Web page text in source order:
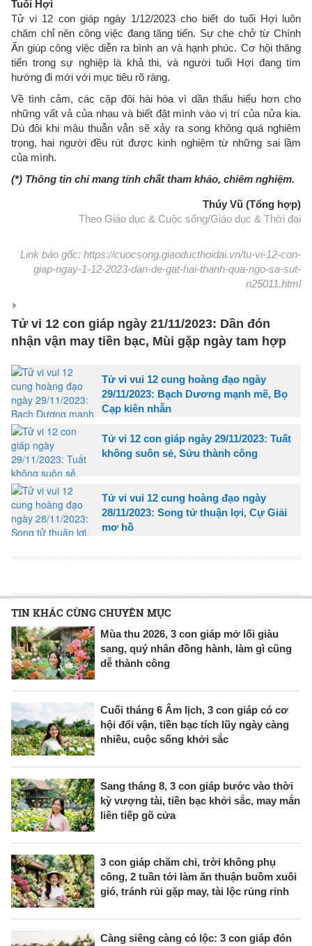
Tuổi Hợi
Tử vi 12 con giáp ngày 1/12/2023 cho biết do tuổi Hợi luôn
chăm chỉ nên công việc đang tăng tiến. Sự che chở từ Chính
Ấn giúp công việc diễn ra bình an và hạnh phúc. Cơ hội thăng
tiến trong sự nghiệp là khả thi, và người tuổi Hợi đang tìm
hướng đi mới với mục tiêu rõ ràng.
Về tình cảm, các cặp đôi hài hòa vì dần thấu hiểu hơn cho
những vất vả của nhau và biết đặt mình vào vị trí của nửa kia.
Dù đôi khi mâu thuẫn vẫn sẽ xảy ra song không quá nghiêm
trọng, hai người đều rút được kinh nghiệm từ những sai lầm
của mình.
(*) Thông tin chỉ mang tính chất tham khảo, chiêm nghiệm.
Thúy Vũ (Tổng hợp)
Theo Giáo dục & Cuộc sống/Giáo dục & Thời đại
Link báo gốc: https://cuocsong.giaoducthoidai.vn/tu-vi-12-con-
giap-ngay-1-12-2023-dan-de-gat-hai-thanh-qua-ngo-sa-sut-
n25011.html
Tử vi 12 con giáp ngày 21/11/2023: Dần đón
nhận vận may tiền bạc, Mùi gặp ngày tam hợp
Tử vi vui 12 cung hoàng đạo ngày
29/11/2023: Bạch Dương mạnh mẽ, Bọ
Cạp kiên nhẫn
Tử vi 12 con giáp ngày 29/11/2023: Tuất
không suôn sẻ, Sửu thành công
Tử vi vui 12 cung hoàng đạo ngày
28/11/2023: Song tử thuận lợi, Cự Giải
mơ hồ
TIN KHÁC CÙNG CHUYÊN MỤC
Mùa thu 2026, 3 con giáp mở lối giàu
sang, quý nhân đồng hành, làm gì cũng
dễ thành công
Cuối tháng 6 Âm lịch, 3 con giáp có cơ
hội đổi vận, tiền bạc tích lũy ngày càng
nhiều, cuộc sống khởi sắc
Sang tháng 8, 3 con giáp bước vào thời
kỳ vượng tài, tiền bạc khởi sắc, may mắn
liên tiếp gõ cửa
3 con giáp chăm chỉ, trời không phụ
công, 2 tuần tới làm ăn thuận buồm xuôi
gió, tránh rủi gặp may, tài lộc rủng rỉnh
Càng siêng càng có lộc: 3 con giáp đón